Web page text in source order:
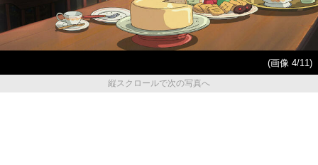
(画像 4/11)
縦スクロールで次の写真へ